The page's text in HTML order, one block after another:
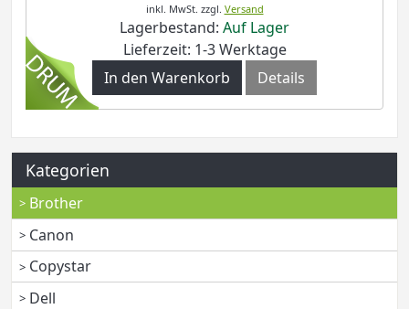
inkl. MwSt. zzgl. Versand
Lagerbestand: Auf Lager
Lieferzeit: 1-3 Werktage
In den Warenkorb
Details
Kategorien
Brother
Canon
Copystar
Dell